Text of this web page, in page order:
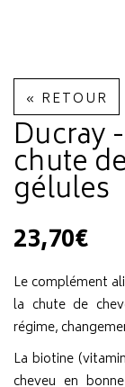
« RETOUR
Ducray
chute
gélules
23,70€
Le complément
la chute de
régime,
La biotine
cheveu en